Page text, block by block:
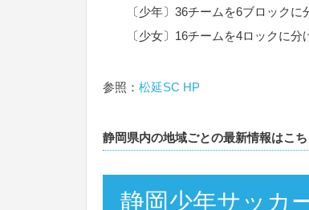
〔少年〕36チームを6ブロック
〔少女〕16チームを4ロックに
参照： 松延SC HP
静岡県内の地域ごとの最新情報はこち
静岡少年サッカ